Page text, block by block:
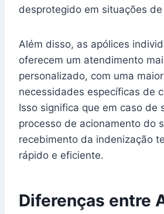
desprotegido em situações
Além disso, as apólices
oferecem um atendimento
personalizado, com uma
necessidades específicas de
Isso significa que em caso de
processo de acionamento do
recebimento da indenização
rápido e eficiente.
Diferenças entre